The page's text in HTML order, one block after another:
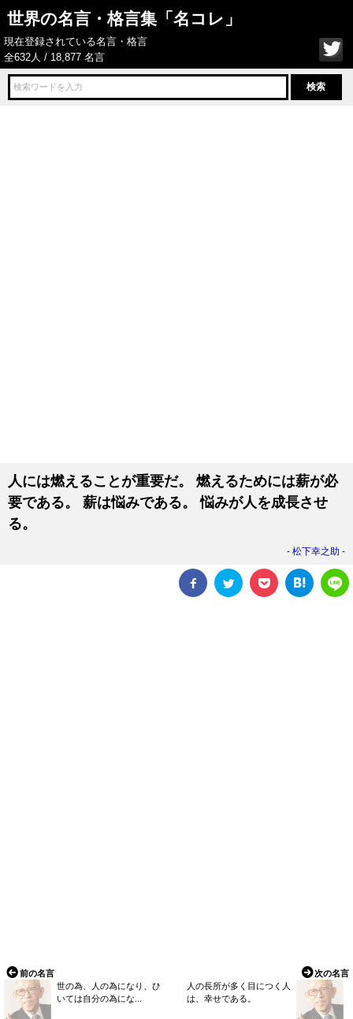
世界の名言・格言集「名コレ」
現在登録されている名言・格言
全632人 / 18,877 名言
人には燃えることが重要だ。 燃えるためには薪が必
要である。 薪は悩みである。 悩みが人を成長させ
る。
松下幸之助
前の名言
世の為、人の為になり、ひ
いては自分の為にな...
次の名言
人の長所が多く目につく人
は、幸せである。